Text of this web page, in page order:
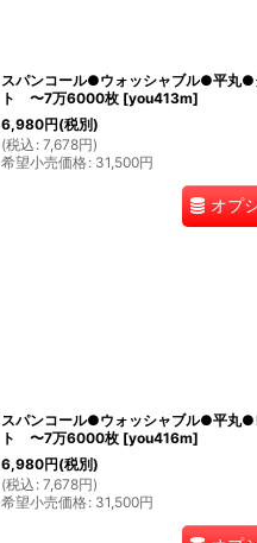
スパンコール●ウォッシャブル●平
ト 〜7万6000枚 [you413m]
6,980円(税別)
(税込 : 7,678円)
希望小売価格: 31,500円
オプ
スパンコール●ウォッシャブル●平
ト 〜7万6000枚 [you416m]
6,980円(税別)
(税込 : 7,678円)
希望小売価格: 31,500円